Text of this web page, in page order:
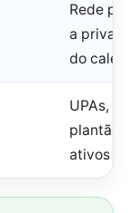
Rede
a
do
UPAs,
plantão
ativos